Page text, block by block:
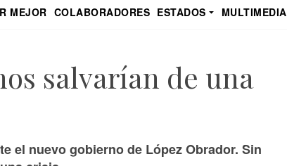
MEJOR COLABORADORES ESTADOS MULTIMEDIA
salvarían de una
el nuevo gobierno de López Obrador. Sin